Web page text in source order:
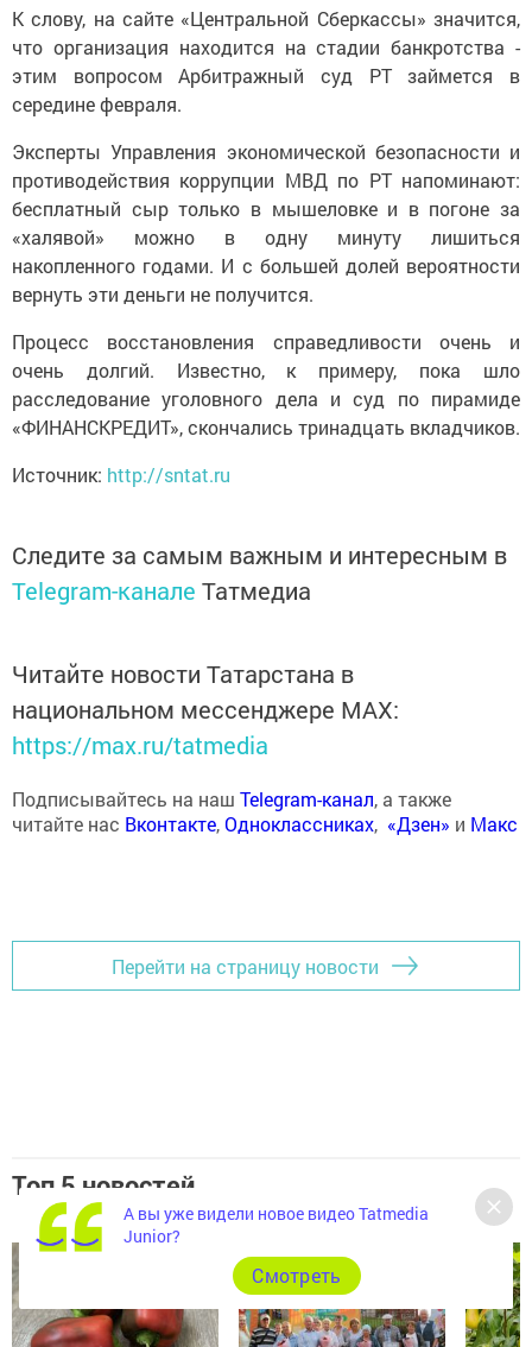
К слову, на сайте «Центральной Сберкассы» значится,
что организация находится на стадии банкротства -
этим вопросом Арбитражный суд РТ займется в
середине февраля.
Эксперты Управления экономической безопасности и
противодействия коррупции МВД по РТ напоминают:
бесплатный сыр только в мышеловке и в погоне за
«халявой» можно в одну минуту лишиться
накопленного годами. И с большей долей вероятности
вернуть эти деньги не получится.
Процесс восстановления справедливости очень и
очень долгий. Известно, к примеру, пока шло
расследование уголовного дела и суд по пирамиде
«ФИНАНСКРЕДИТ», скончались тринадцать вкладчиков.
Источник: http://sntat.ru
Следите за самым важным и интересным в
Telegram-канале Татмедиа
Читайте новости Татарстана в
национальном мессенджере MАХ:
https://max.ru/tatmedia
Подписывайтесь на наш Telegram-канал, а также
читайте нас Вконтакте,Одноклассниках, «Дзен» и Макс
Перейти на страницу новости
Топ 5 новостей
А вы уже видели новое видео Tatmedia
Junior?
Cмотреть